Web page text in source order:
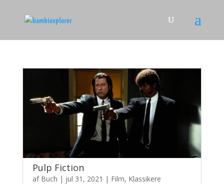
Pulp Fiction
af Buch | jul 31, 2021 | Film, Klassikere